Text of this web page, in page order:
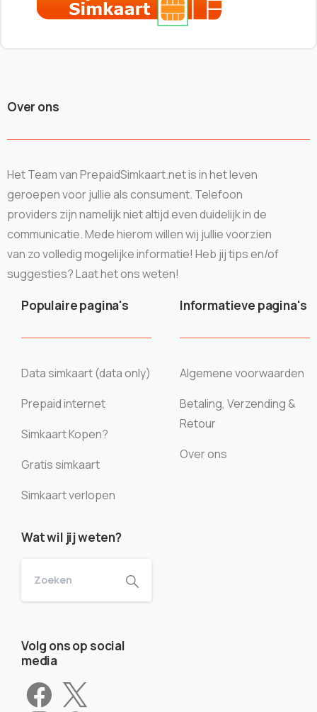
Over ons
Het Team van PrepaidSimkaart.net is in het leven
geroepen voor jullie als consument. Telefoon
providers zijn namelijk niet altijd even duidelijk in de
communicatie. Mede hierom willen wij jullie voorzien
van zo volledig mogelijke informatie! Heb jij tips en/of
suggesties? Laat het ons weten!
Populaire pagina's
Data simkaart (data only)
Prepaid internet
Simkaart Kopen?
Gratis simkaart
Simkaart verlopen
Informatieve pagina's
Algemene voorwaarden
Betaling, Verzending &
Retour
Over ons
Wat wil jij weten?
Volg ons op social
media